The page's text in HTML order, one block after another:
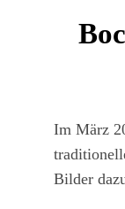
Im März
Bilder